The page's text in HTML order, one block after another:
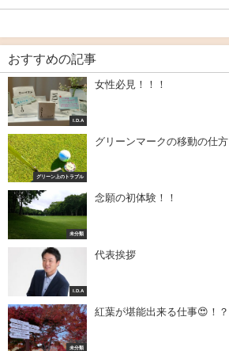
おすすめの記事
I.D.A
女性必見！！！
グリーン上のトラブル
グリーンマークの移動の仕方
未分類
念願の初体験！！
I.D.A
代表挨拶
未分類
紅葉が堪能出来る仕事😍！？